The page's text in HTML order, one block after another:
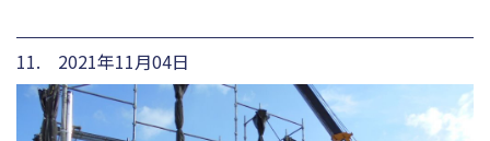
11. 2021年11月04日